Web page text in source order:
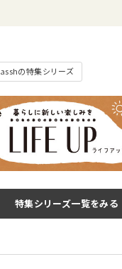
asshの特集シリーズ
特集シリーズ一覧をみる